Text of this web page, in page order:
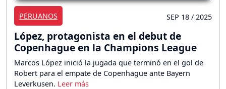
PERUANOS SEP 18 / 2025
López, protagonista en el debut de
Copenhague en la Champions League
Marcos López inició la jugada que terminó en el gol de
Robert para el empate de Copenhague ante Bayern
Leverkusen.